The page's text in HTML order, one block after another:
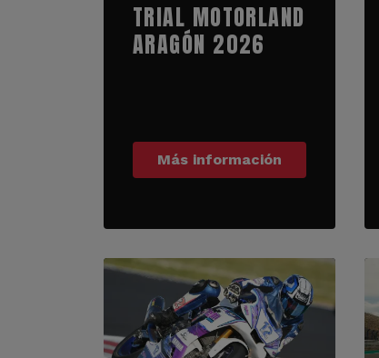
TRIAL MOTORLAND
ARAGÓN 2026
Más información